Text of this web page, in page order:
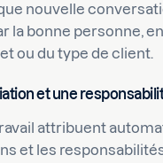
nouvelle
la bonne personne,
ou du type de client.
et une
attribuent
et les